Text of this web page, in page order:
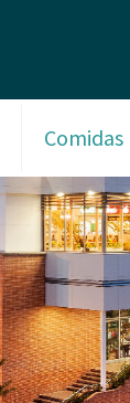
Comidas